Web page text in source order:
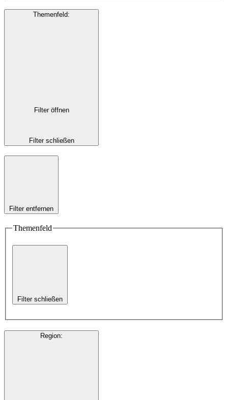
Themenfeld:
Filter öffnen
Filter schließen
Filter entfernen
Themenfeld
Filter schließen
Region: